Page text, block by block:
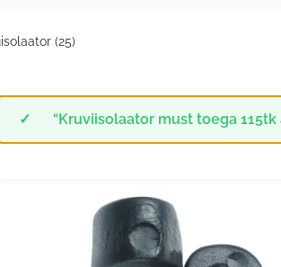
(25)
“Kruviisolaator must toega